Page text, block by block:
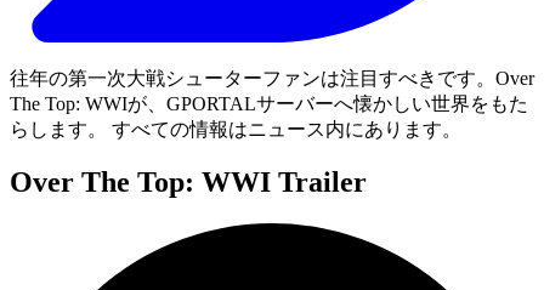
往年の第一次大戦シューターファンは注目すべきです。Over
The Top: WWIが、GPORTALサーバーへ懐かしい世界をもた
らします。 すべての情報はニュース内にあります。
Over The Top: WWI Trailer